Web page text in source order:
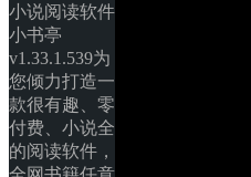
小说阅读软件
小书亭
v1.33.1.539为
您倾力打造一
款很有趣、零
付费、小说全
的阅读软件，